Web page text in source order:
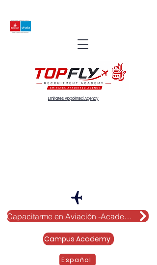
Emirates Appointed Agency
Capacitarme en Aviación -Academy
Campus Academy
Español